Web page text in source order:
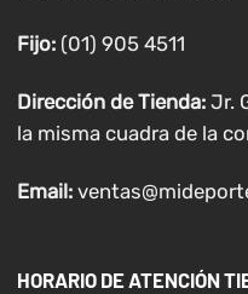
Fijo:(01) 905 4511
Dirección de Tienda: Jr.
la misma cuadra de la
Email:
HORARIO DE ATENCIÓN